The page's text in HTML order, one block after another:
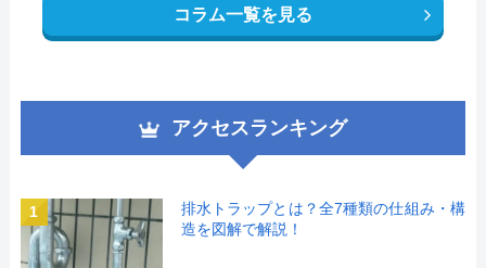
コラム一覧を見る
アクセスランキング
1
排水トラップとは？全7種類の仕組み・構
造を図解で解説！